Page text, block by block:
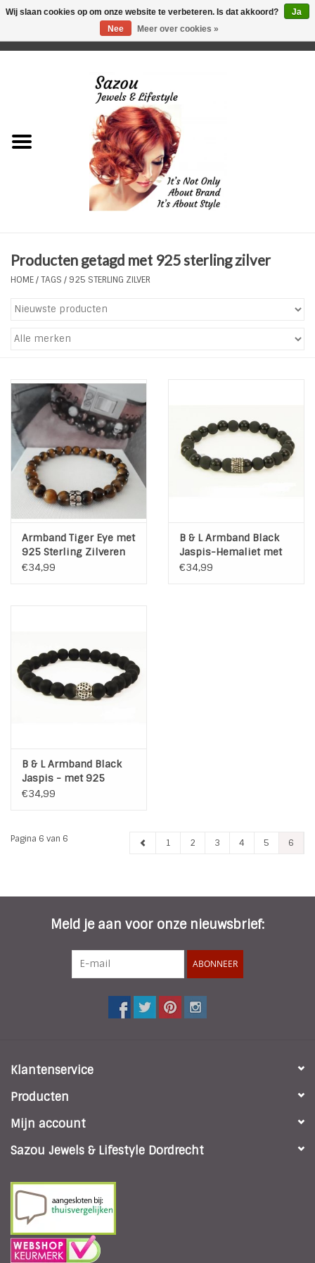
Just for Him
Plus Size Sieraden
Enkelbandjes
Tassen en meer
Haaraccesoires
Zonnebrillen
Fashion
ON THE BEACH
Charmin*s
INSPIRATIE
Producten getagd met 925 sterling zilver
HOME/TAGS / 925 STERLING ZILVER
Armband Tiger Eye met
925 Sterling Zilveren
Ton kraal 78-10
€34,99
B & L Armband Black
Jaspis-Hemaliet met
925 Sterling Zilveren
€34,99
B & L Armband Black
Jaspis - met 925
Sterling Zilveren Ton
€34,99
Pagina 6 van 6 1 2 3 4 5 6
Meld je aan voor onze nieuwsbrief:
ABONNEER
Klantenservice
Producten
Mijn account
Sazou Jewels & Lifestyle Dordrecht
Wij slaan cookies op om onze website te verbeteren. Is dat akkoord?
Ja
Nee
Meer over cookies »